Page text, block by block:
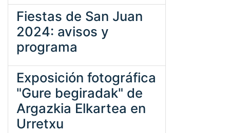
Fiestas de San Juan
2024: avisos y
programa
Exposición fotográfica
"Gure begiradak" de
Argazkia Elkartea en
Urretxu